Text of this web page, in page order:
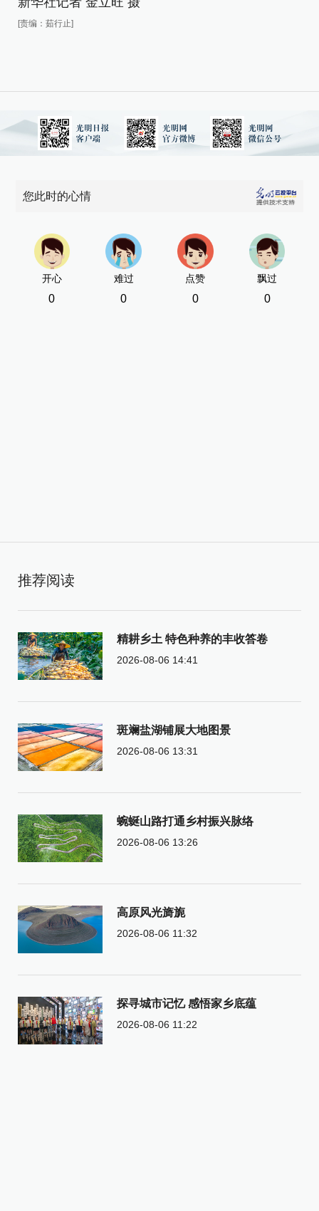
[责编：茹行止]
您此时的心情
开心
0
难过
0
点赞
0
飘过
0
推荐阅读
精耕乡土 特色种养的丰收答卷
2026-08-06 14:41
斑斓盐湖铺展大地图景
2026-08-06 13:31
蜿蜒山路打通乡村振兴脉络
2026-08-06 13:26
高原风光旖旎
2026-08-06 11:32
探寻城市记忆 感悟家乡底蕴
2026-08-06 11:22